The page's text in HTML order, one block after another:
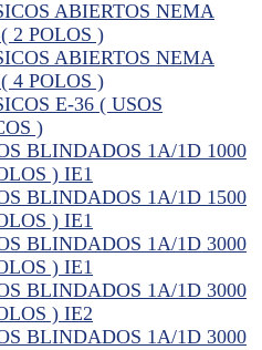
ABIERTOS NEMA
2 POLOS )
ABIERTOS NEMA
4 POLOS )
E-36 ( USOS
)
BLINDADOS 1A/1D 1000
) IE1
BLINDADOS 1A/1D 1500
) IE1
BLINDADOS 1A/1D 3000
) IE1
BLINDADOS 1A/1D 3000
) IE2
BLINDADOS 1A/1D 3000